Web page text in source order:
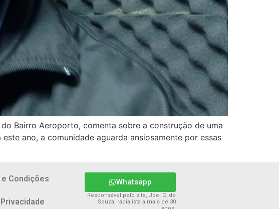
Bairro Aeroporto, comenta sobre a construção de uma
ano, a comunidade aguarda ansiosamente por essas
Condições Whatsapp
Responsável pelo site, Joel C. de
Souza, radialista a mais de 30